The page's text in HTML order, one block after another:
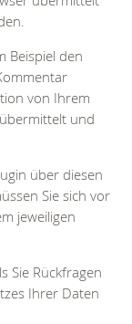
Beispiel den
von Ihrem
und
über diesen
Sie sich vor
jeweiligen
Sie Rückfragen
Ihrer Daten